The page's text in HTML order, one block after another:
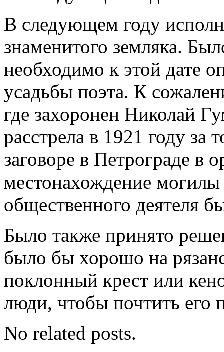
В следующем году
знаменитого земляка.
необходимо к этой дате
усадьбы поэта. К
где захоронен Николай
расстрела в 1921 году за
заговоре в Петрограде в
местонахождение могилы
общественного деятеля
Было также принято
было бы хорошо на
поклонный крест или
люди, чтобы почтить его
No related posts.